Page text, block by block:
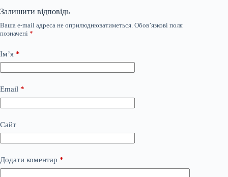
Залишити відповідь
Ваша e-mail адреса не оприлюднюватиметься. Обов’язкові поля
позначені *
Ім’я *
Email *
Сайт
Додати коментар *